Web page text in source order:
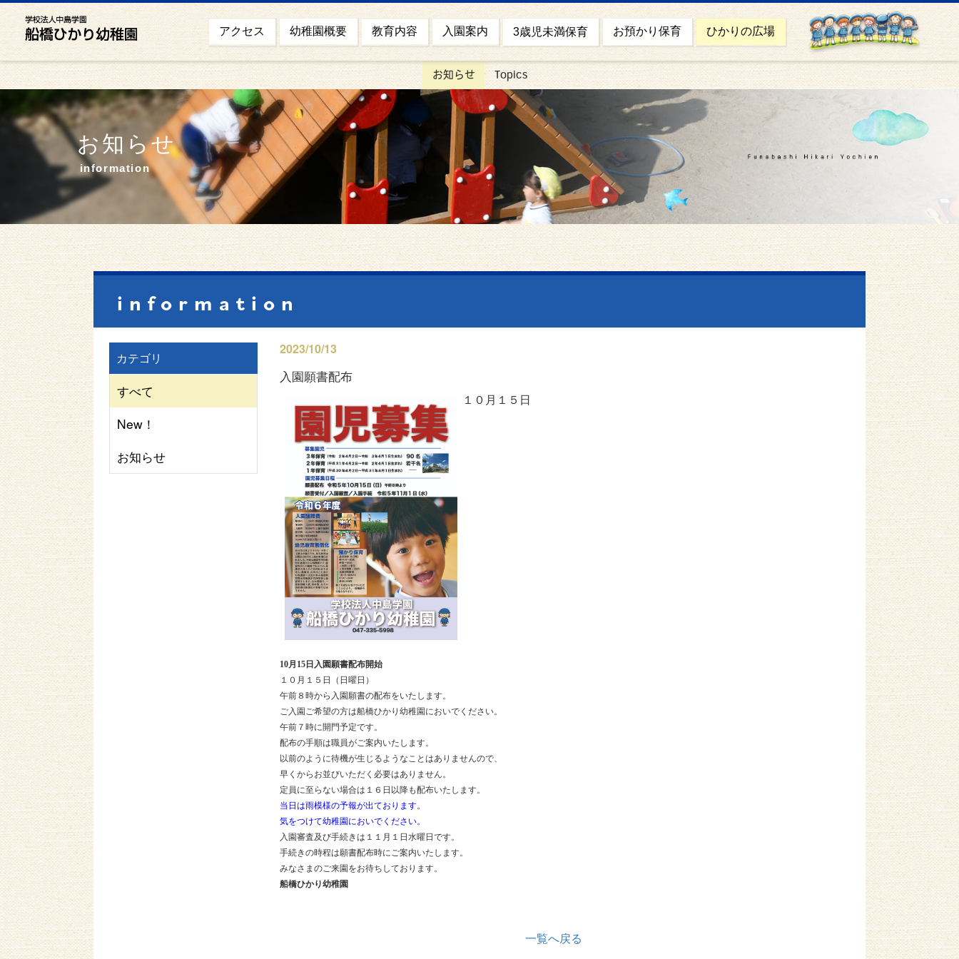
アクセス 幼稚園概要 教育内容 入園案内 3歳児未満保育 お預かり保育 ひかりの広場
お知らせ Topics
お知らせ
information
information
カテゴリ
すべて
New！
お知らせ
2023/10/13
入園願書配布
１０月１５日
10月15日入園願書配布開始
１０月１５日（日曜日）
午前８時から入園願書の配布をいたします。
ご入園ご希望の方は船橋ひかり幼稚園においでください。
午前７時に開門予定です。
配布の手順は職員がご案内いたします。
以前のように待機が生じるようなことはありませんので、
早くからお並びいただく必要はありません。
定員に至らない場合は１６日以降も配布いたします。
当日は雨模様の予報が出ております。
気をつけて幼稚園においでください。
入園審査及び手続きは１１月１日水曜日です。
手続きの時程は願書配布時にご案内いたします。
みなさまのご来園をお待ちしております。
船橋ひかり幼稚園
一覧へ戻る